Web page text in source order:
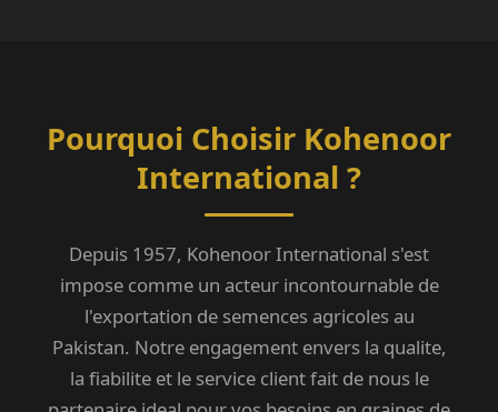
Pourquoi Choisir Kohenoor
International ?
Depuis 1957, Kohenoor International s'est
impose comme un acteur incontournable de
l'exportation de semences agricoles au
Pakistan. Notre engagement envers la qualite,
la fiabilite et le service client fait de nous le